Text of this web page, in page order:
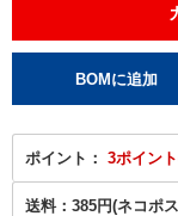
ポイント： 3ポイン
送料： 385円(ネコポ